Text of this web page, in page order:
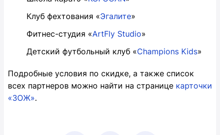
Клуб фехтования «Эгалите»
Фитнес-студия «ArtFly Studio»
Детский футбольный клуб «Champions Kids»
Подробные условия по скидке, а также список
всех партнеров можно найти на странице карточки
«ЗОЖ».